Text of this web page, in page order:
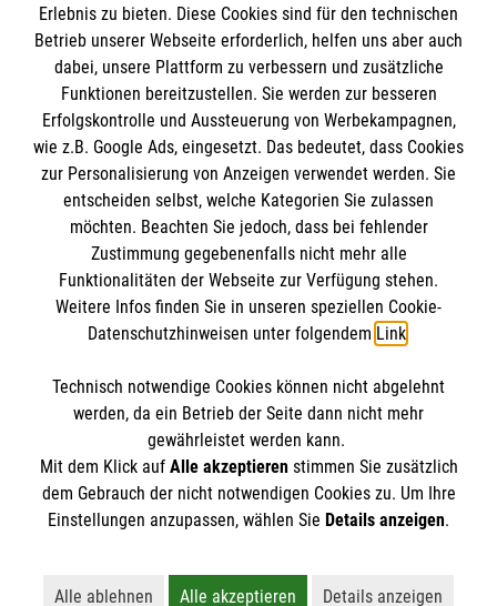
Informationen
Impressum
Datenschutz
Barrierefreiheit
Kontakt
Die Malteser
Malteser in Deutschland
Malteserorden
Sharepoint
Spendenkonto
Bank: Pax-Bank
IBAN: DE26 3706 0120 1201 2260 11
BIC: GENODED1PA7
So finden Sie uns
Münchner Straße 9
09130 Chemnitz
Email:Dienststelle.Chemnitz@malteser.org
Der Malteser Hilfsdienst e.V. ist als eingetragene
Gewerbesteuer befreit.
Erlebnis zu bieten. Diese Cookies sind für den technischen
Betrieb unserer Webseite erforderlich, helfen uns aber auch
dabei, unsere Plattform zu verbessern und zusätzliche
Funktionen bereitzustellen. Sie werden zur besseren
Erfolgskontrolle und Aussteuerung von Werbekampagnen,
wie z.B. Google Ads, eingesetzt. Das bedeutet, dass Cookies
zur Personalisierung von Anzeigen verwendet werden. Sie
entscheiden selbst, welche Kategorien Sie zulassen
möchten. Beachten Sie jedoch, dass bei fehlender
Zustimmung gegebenenfalls nicht mehr alle
Funktionalitäten der Webseite zur Verfügung stehen.
Weitere Infos finden Sie in unseren speziellen Cookie-
Datenschutzhinweisen unter folgendem Link.
Technisch notwendige Cookies können nicht abgelehnt
werden, da ein Betrieb der Seite dann nicht mehr
gewährleistet werden kann.
Mit dem Klick auf Alle akzeptierenstimmen Sie zusätzlich
dem Gebrauch der nicht notwendigen Cookies zu. Um Ihre
Einstellungen anzupassen, wählen Sie Details anzeigen.
Alle ablehnen Alle akzeptieren Details anzeigen